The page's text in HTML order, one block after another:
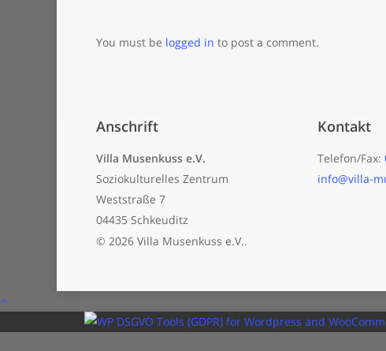
You must be logged in to post a comment.
Anschrift
Villa Musenkuss e.V.
Soziokulturelles Zentrum
Weststraße 7
04435 Schkeuditz
Kontakt
Telefon/Fax:
info@villa-
© 2026 Villa Musenkuss e.V..